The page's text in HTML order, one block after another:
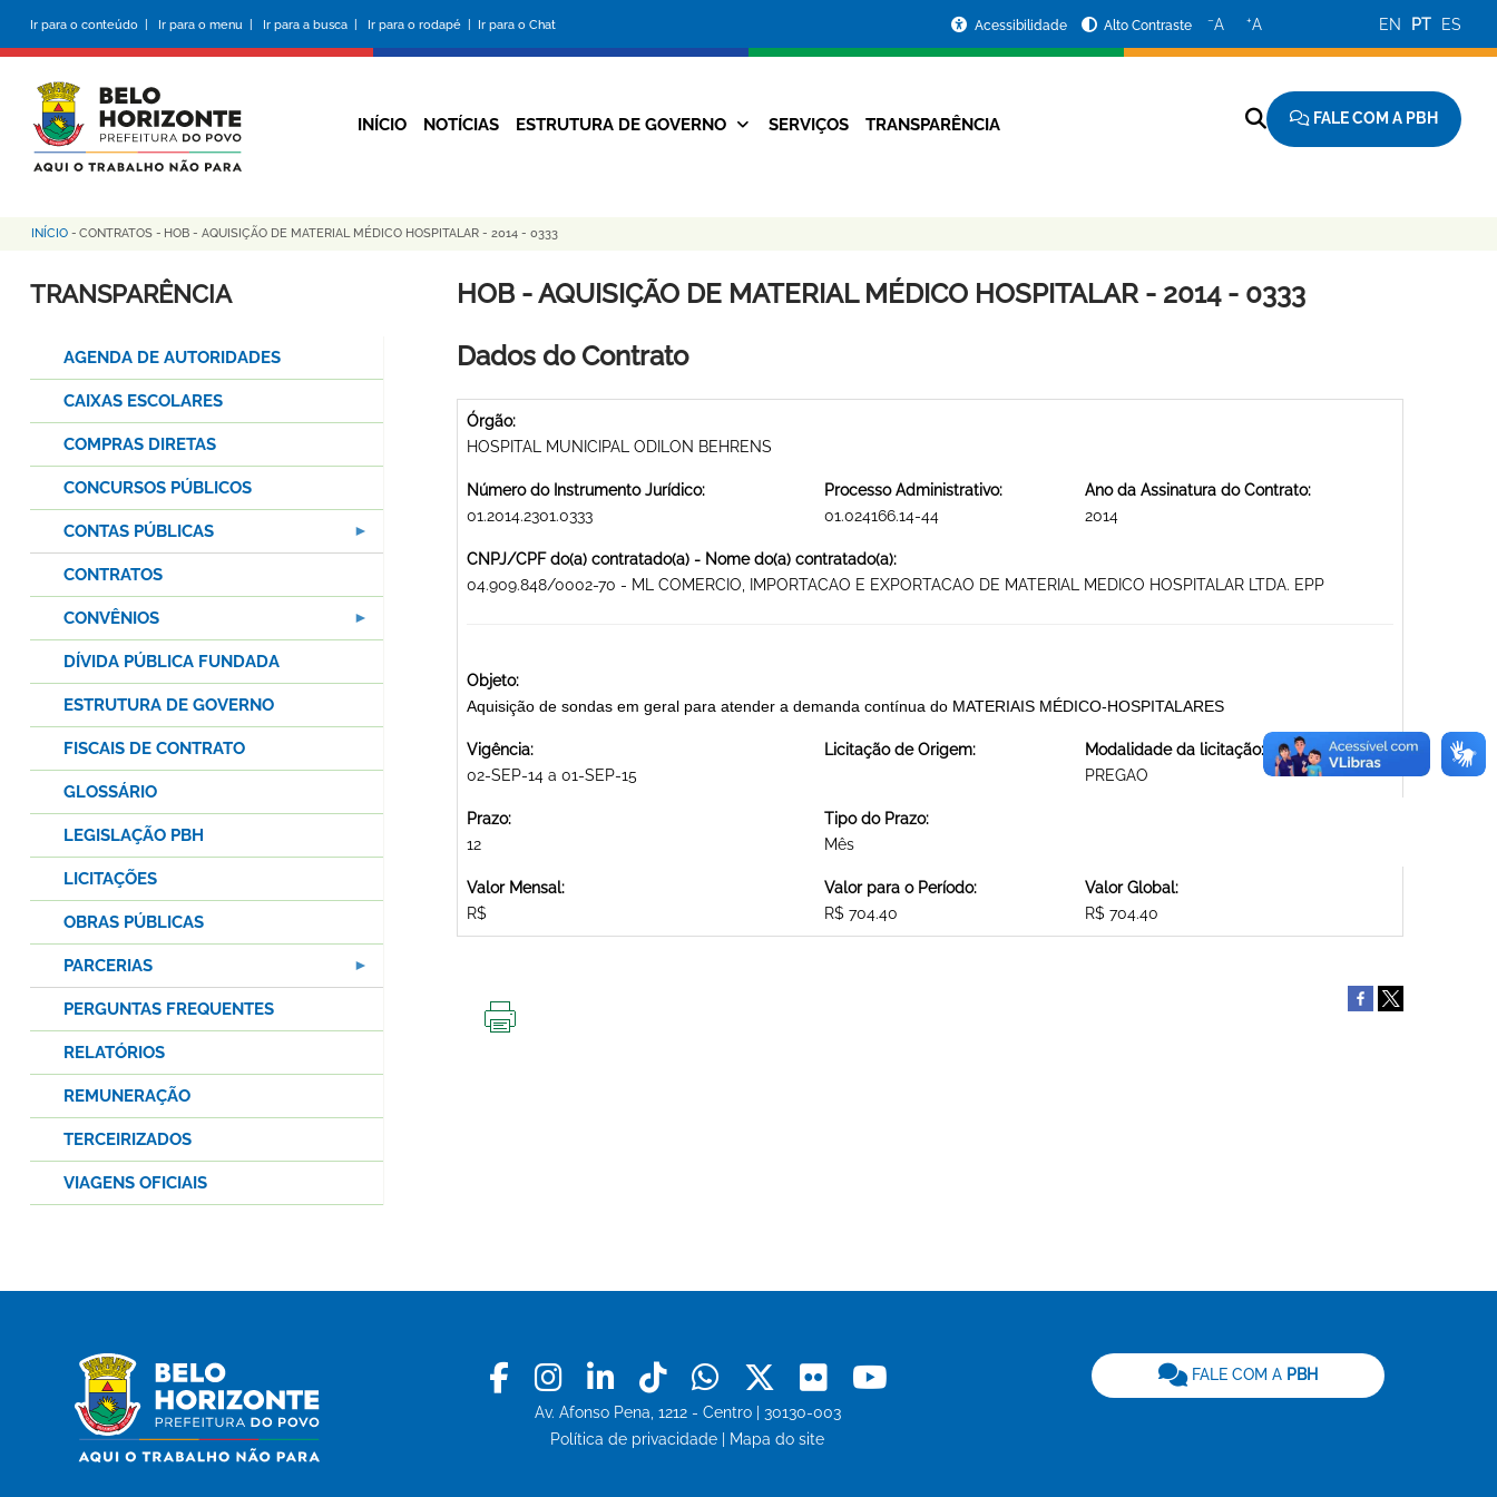
conteúdo
principal
Ir para o conteúdo | Ir para o menu | Ir para a busca | Ir para o rodapé | Ir para o Chat
da
Prefeitura
Acessibilidade Alto Contraste −A +A EN PT ES
Navegação
INÍCIO NOTÍCIAS ESTRUTURA DE GOVERNO SERVIÇOS TRANSPARÊNCIA FALE COM A PBH
Trilha
de
INÍCIO - CONTRATOS - HOB - AQUISIÇÃO DE MATERIAL MÉDICO HOSPITALAR - 2014 - 0333
HOB - AQUISIÇÃO DE MATERIAL MÉDICO HOSPITALAR - 2014 - 0333
Dados do Contrato
Órgão:
HOSPITAL MUNICIPAL ODILON BEHRENS
Número do Instrumento Jurídico:
01.2014.2301.0333
Processo Administrativo:
01.024166.14-44
Ano da Assinatura do Contrato:
2014
CNPJ/CPF do(a) contratado(a) - Nome do(a) contratado(a):
04.909.848/0002-70 - ML COMERCIO, IMPORTACAO E EXPORTACAO DE MATERIAL MEDICO HOSPITALAR LTDA. EPP
Objeto:
Aquisição de sondas em geral para atender a demanda contínua do MATERIAIS MÉDICO-HOSPITALARES
Vigência:
02-SEP-14 a 01-SEP-15
Licitação de Origem:
Modalidade da licitação:
PREGAO
Prazo:
12
Tipo do Prazo:
Mês
Valor Mensal:
R$
Valor para o Período:
R$ 704.40
Valor Global:
R$ 704.40
TRANSPARÊNCIA
AGENDA DE AUTORIDADES
CAIXAS ESCOLARES
COMPRAS DIRETAS
CONCURSOS PÚBLICOS
CONTAS PÚBLICAS
CONTRATOS
CONVÊNIOS
DÍVIDA PÚBLICA FUNDADA
ESTRUTURA DE GOVERNO
FISCAIS DE CONTRATO
GLOSSÁRIO
LEGISLAÇÃO PBH
LICITAÇÕES
OBRAS PÚBLICAS
PARCERIAS
PERGUNTAS FREQUENTES
RELATÓRIOS
REMUNERAÇÃO
TERCEIRIZADOS
VIAGENS OFICIAIS
Facebook
Instagram
LinkedinTiktokWhatsapp
X Flickr
Av. Afonso Pena, 1212 - Centro | 30130-003
Política de privacidade
Mapa do site
FALE COM A PBH